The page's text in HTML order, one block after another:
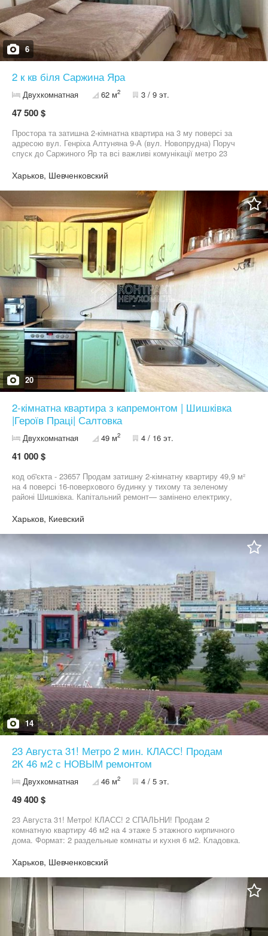
6
2 к кв біля Саржина Яра
Двухкомнатная 62 м2 3 / 9 эт.
47 500 $
Простора та затишна 2-кімнатна квартира на 3 му поверсі за
адресою вул. Генріха Алтуняна 9-А (вул. Новопрудна) Поруч
спуск до Саржиного Яр та всі важливі комунікації метро 23
утеплена. Встановлений двозонний лічильник (день/ніч), що
дозволяє економити. 2 окремі кімнати та простора кухня з
диваном. Балкон засклений. Для максимального комфорту
встановлений подрібнювач відходів у мийці.
Харьков, Шевченковский
20
2-кімнатна квартира з капремонтом | Шишківка
|Героїв Праці| Салтовка
Двухкомнатная 49 м2 4 / 16 эт.
41 000 $
код об'єкта - 23657 Продам затишну 2-кімнатну квартиру 49,9 м²
на 4 поверсі 16-поверхового будинку у тихому та зеленому
районі Шишківка. Капітальний ремонт— замінено електрику,
вікна та радіатори Квартира повністю укомплектована — меблі
та техніка залишаються за домовленністю. Роздільні кімнати -
17 кв.м. та 11,7 кв.м. Кухня - 8,1 кв.м. Засклена лоджия 3 кв.м.
У квартирі є все для комфортного життя: вбудована кухня,
посудомийна машина, пральна машина, телевізор. Відмінна
локація: поруч ринок, магазини, аптеки, транспорт. сучасні
дитячі та спортивні майданчик до метро Київська та Салтівська
— близько 10 хвилин на авто. у пішій доступності Гідропарк —
ідеальне місце для прогулянок та відпочинку. Підходить під
програму Є-відновлення. Відеоогляд надішлю за вашим
запитом. Телефонуйте — квартира готова до заселення.
Харьков, Киевский
14
23 Августа 31! Метро 2 мин. КЛАСС! Продам
2К 46 м2 с НОВЫМ ремонтом
Двухкомнатная 46 м2 4 / 5 эт.
49 400 $
23 Августа 31! Метро! КЛАСС! 2 СПАЛЬНИ! Продам 2
комнатную квартиру 46 м2 на 4 этаже 5 этажного кирпичного
дома. Формат: 2 раздельные комнаты и кухня 6 м2. Кладовка.
Звоните прямо сейчас! Организуем показ квартиры в удобное
для Вас время.
Харьков, Шевченковский